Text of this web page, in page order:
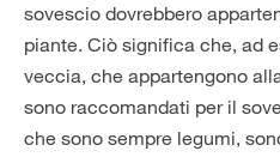
sovescio dovrebbero
piante. Ciò significa che, ad
veccia, che appartengono
sono raccomandati per il
che sono sempre legumi,